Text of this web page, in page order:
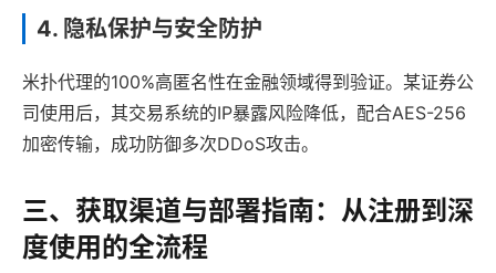
4. 隐私保护与安全防护
米扑代理的100%高匿名性在金融领域得到验证。某证券公
司使用后，其交易系统的IP暴露风险降低，配合AES-256
加密传输，成功防御多次DDoS攻击。
三、获取渠道与部署指南：从注册到深
度使用的全流程